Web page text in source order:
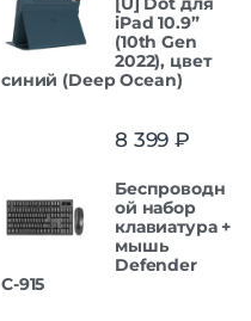
iPad 10.9”
(10th Gen
2022), цвет
синий (Deep Ocean)
8 399 ₽
Беспроводн
ой набор
клавиатура +
мышь
Defender
С-915